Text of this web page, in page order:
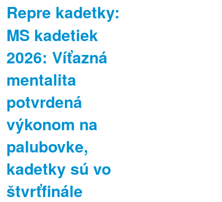
Repre kadetky:
MS kadetiek
2026: Víťazná
mentalita
potvrdená
výkonom na
palubovke,
kadetky sú vo
štvrťfinále